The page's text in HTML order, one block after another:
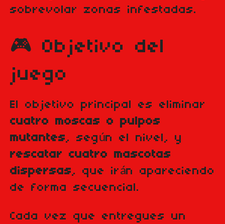
sobrevolar zonas infestadas.
🎮 Objetivo del
juego
El objetivo principal es eliminar
cuatro moscas o pulpos
mutantes, según el nivel, y
rescatar cuatro mascotas
dispersas, que irán apareciendo
de forma secuencial.
Cada vez que entregues un